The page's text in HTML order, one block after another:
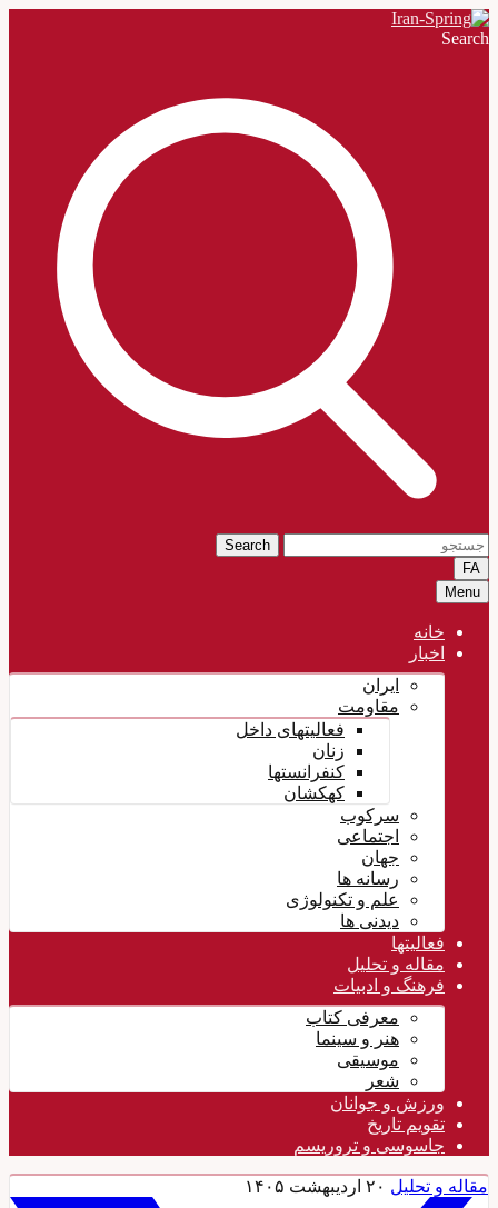
Search
Search
FA
Menu
خانه
اخبار
ایران
مقاومت
فعالیتهای داخل
زنان
کنفرانستها
کهکشان
سرکوب
اجتماعی
جهان
رسانه ها
علم و تکنولوژی
دیدنی ها
فعالیتها
مقاله و تحلیل
فرهنگ و ادبیات
معرفی کتاب
هنر و سینما
موسیقی
شعر
ورزش و جوانان
تقویم تاريخ
جاسوسی و تروریسم
مقاله و تحلیل ۲۰ اردیبهشت ۱۴۰۵